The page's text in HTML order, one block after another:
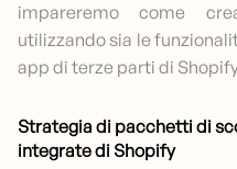
impareremo come
utilizzando sia le
app di terze parti di
Strategia di pacchetti di
integrate di Shopify